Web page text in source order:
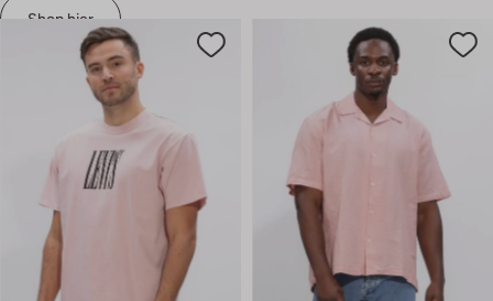
Shop hier